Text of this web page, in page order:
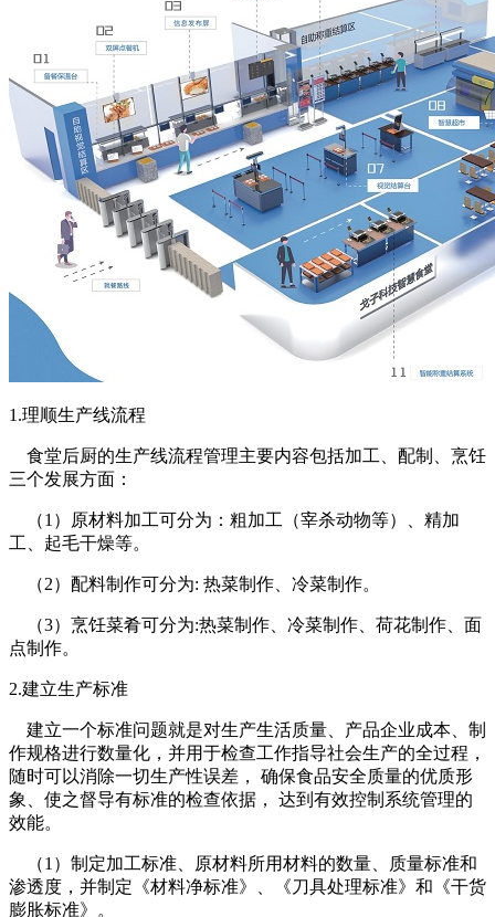
1.理顺生产线流程
食堂后厨的生产线流程管理主要内容包括加工、配制、烹饪
三个发展方面：
（1）原材料加工可分为：粗加工（宰杀动物等）、精加
工、起毛干燥等。
（2）配料制作可分为: 热菜制作、冷菜制作。
（3）烹饪菜肴可分为:热菜制作、冷菜制作、荷花制作、面
点制作。
2.建立生产标准
建立一个标准问题就是对生产生活质量、产品企业成本、制
作规格进行数量化，并用于检查工作指导社会生产的全过程，
随时可以消除一切生产性误差， 确保食品安全质量的优质形
象、使之督导有标准的检查依据， 达到有效控制系统管理的
效能。
（1）制定加工标准、原材料所用材料的数量、质量标准和
渗透度，并制定《材料净标准》、《刀具处理标准》和《干货
膨胀标准》。